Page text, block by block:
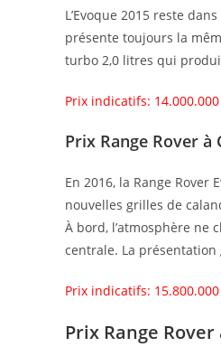
L’Evoque 2015 reste
présente toujours la
turbo 2,0 litres qui
Prix indicatifs: 14.000.000
Prix Range Rover à
En 2016, la Range Rover
nouvelles grilles de
À bord, l’atmosphère ne
centrale. La
Prix indicatifs: 15.800.000
Prix Range